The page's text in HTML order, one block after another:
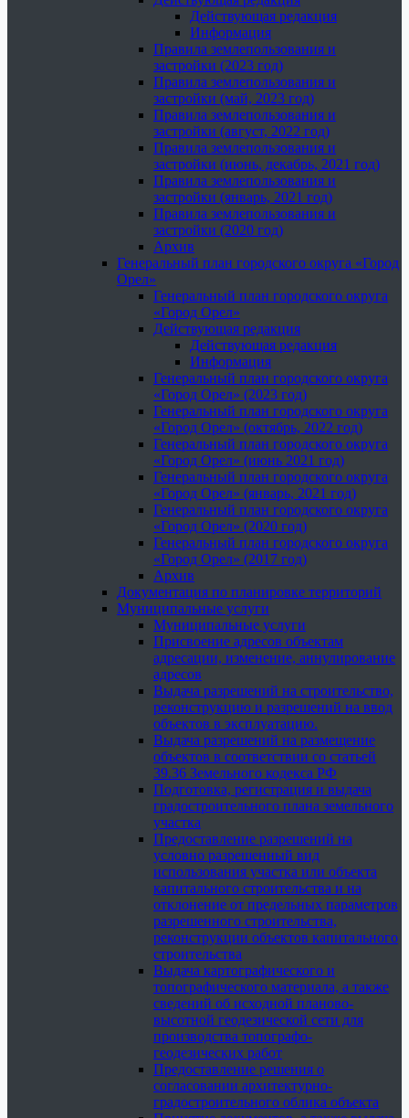
Действующая редакция
Информация
Правила землепользования и
застройки (2023 год)
Правила землепользования и
застройки (май, 2023 год)
Правила землепользования и
застройки (август, 2022 год)
Правила землепользования и
застройки (июнь, декабрь, 2021 год)
Правила землепользования и
застройки (январь, 2021 год)
Правила землепользования и
застройки (2020 год)
Архив
Генеральный план городского округа «Город
Орел»
Генеральный план городского округа
«Город Орел»
Действующая редакция
Действующая редакция
Информация
Генеральный план городского округа
«Город Орел» (2023 год)
Генеральный план городского округа
«Город Орел» (октябрь, 2022 год)
Генеральный план городского округа
«Город Орел» (июнь 2021 год)
Генеральный план городского округа
«Город Орел» (январь, 2021 год)
Генеральный план городского округа
«Город Орел» (2020 год)
Генеральный план городского округа
«Город Орел» (2017 год)
Архив
Документация по планировке территорий
Муниципальные услуги
Муниципальные услуги
Присвоение адресов объектам
адресации, изменение, аннулирование
адресов
Выдача разрешений на строительство,
реконструкцию и разрешений на ввод
объектов в эксплуатацию.
Выдача разрешений на размещение
объектов в соответствии со статьей
39.36 Земельного кодекса РФ
Подготовка, регистрация и выдача
градостроительного плана земельного
участка
Предоставление разрешений на
условно разрешенный вид
использования участка или объекта
капитального строительства и на
отклонение от предельных параметров
разрешенного строительства,
реконструкции объектов капитального
строительства
Выдача картографического и
топографического материала, а также
сведений об исходной планово-
высотной геодезической сети для
производства топографо-
геодезических работ
Предоставление решения о
согласовании архитектурно-
градостроительного облика объекта